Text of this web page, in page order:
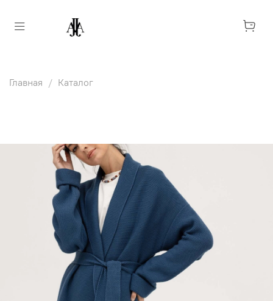
Главная Каталог